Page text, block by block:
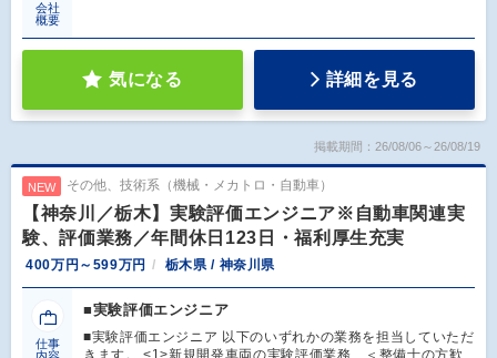
会社
概要
気になる 詳細を見る
掲載期間：26/08/06～26/08/19
NEW その他、技術系（機械・メカトロ・自動車）
【神奈川／栃木】実験評価エンジニア※自動車関連実
験、評価業務／年間休日123日・福利厚生充実
400万円～599万円 栃木県 / 神奈川県
仕事
■実験評価エンジニア
■実験評価エンジニア 以下のいずれかの業務を担当していただ